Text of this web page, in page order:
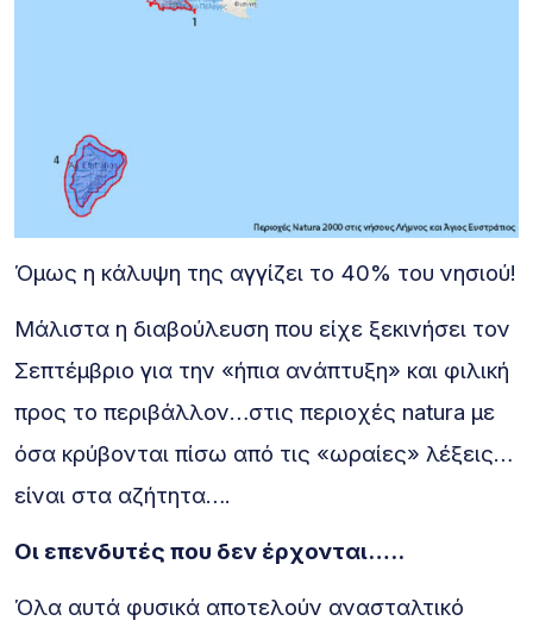
Όμως η κάλυψη της αγγίζει το 40% του νησιού!
Μάλιστα η διαβούλευση που είχε ξεκινήσει τον
Σεπτέμβριο για την «ήπια ανάπτυξη» και φιλική
προς το περιβάλλον…στις περιοχές natura με
όσα κρύβονται πίσω από τις «ωραίες» λέξεις…
είναι στα αζήτητα….
Οι επενδυτές που δεν έρχονται…..
Όλα αυτά φυσικά αποτελούν ανασταλτικό